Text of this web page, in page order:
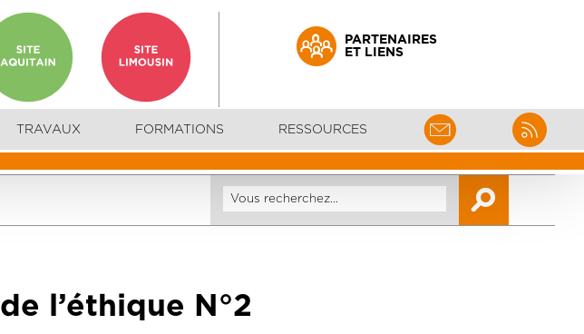
PARTENAIRES
ET LIENS
TRAVAUX FORMATIONS RESSOURCES
l’éthique N°2